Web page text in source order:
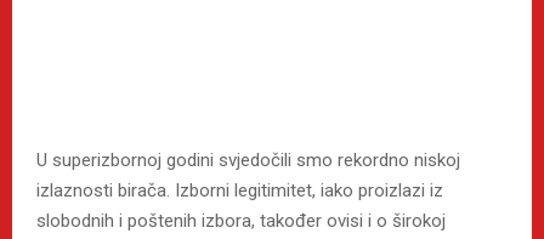
U superizbornoj godini svjedočili smo rekordno niskoj
izlaznosti birača. Izborni legitimitet, iako proizlazi iz
slobodnih i poštenih izbora, također ovisi i o širokoj